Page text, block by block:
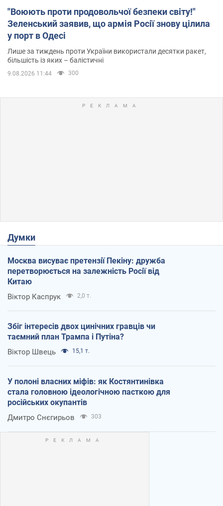
"Воюють проти продовольчої безпеки світу!"
Зеленський заявив, що армія Росії знову цілила
у порт в Одесі
Лише за тиждень проти України використали десятки ракет,
більшість із яких – балістичні
9.08.2026 11:44 300
Думки
Москва висуває претензії Пекіну: дружба
перетворюється на залежність Росії від
Китаю
Віктор Каспрук 2,0 т.
Збіг інтересів двох цинічних гравців чи
таємний план Трампа і Путіна?
Віктор Швець 15,1 т.
У полоні власних міфів: як Костянтинівка
стала головною ідеологічною пасткою для
російських окупантів
Дмитро Снєгирьов 303